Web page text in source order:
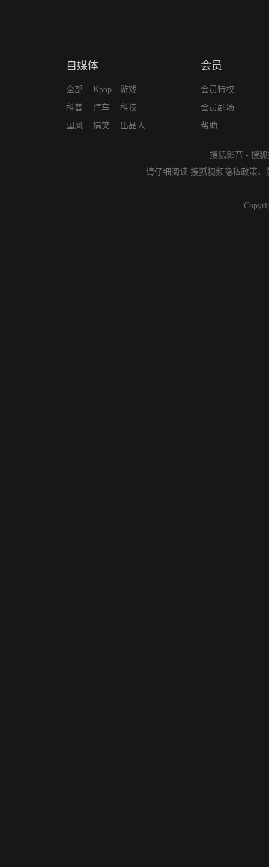
自媒体
全部
科普
国风
Kpop
汽车
搞笑
游戏
科技
出品人
会员
会员特权
会员剧场
帮助
搜狐影音 - 搜
请仔细阅读 搜狐视频隐私政策、